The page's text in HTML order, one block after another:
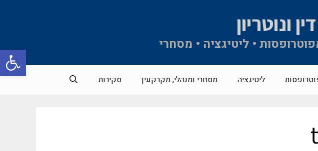
פתח
ונוטריון
• ליטיגציה • מסחרי
ליטיגציה מסחרי ומנהלי, מקרקעין סקירות